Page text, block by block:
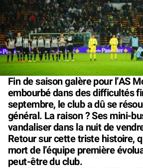
Fin de saison galère pour l’AS
embourbé dans des difficultés
septembre, le club a dû se
général. La raison ? Ses mini-
vandaliser dans la nuit de
Retour sur cette triste histoire,
mort de l’équipe première
peut-être du club.